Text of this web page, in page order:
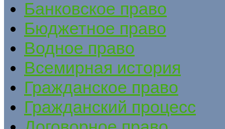
Банковское право
Бюджетное право
Водное право
Всемирная история
Гражданское право
Гражданский процесс